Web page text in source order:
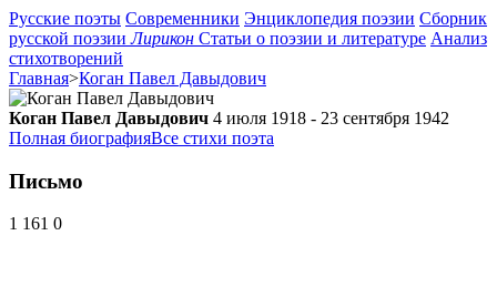
Русские поэты Современники Энциклопедия поэзии Сборник
русской поэзии Лирикон Статьи о поэзии и литературе Анализ
стихотворений
Главная>Коган Павел Давыдович
Коган Павел Давыдович 4 июля 1918 - 23 сентября 1942
Полная биографияВсе стихи поэта
Письмо
1 161 0